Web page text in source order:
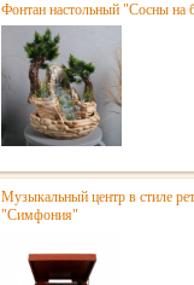
Фонтан настольный "Сосны на
Музыкальный центр в стиле
"Симфония"